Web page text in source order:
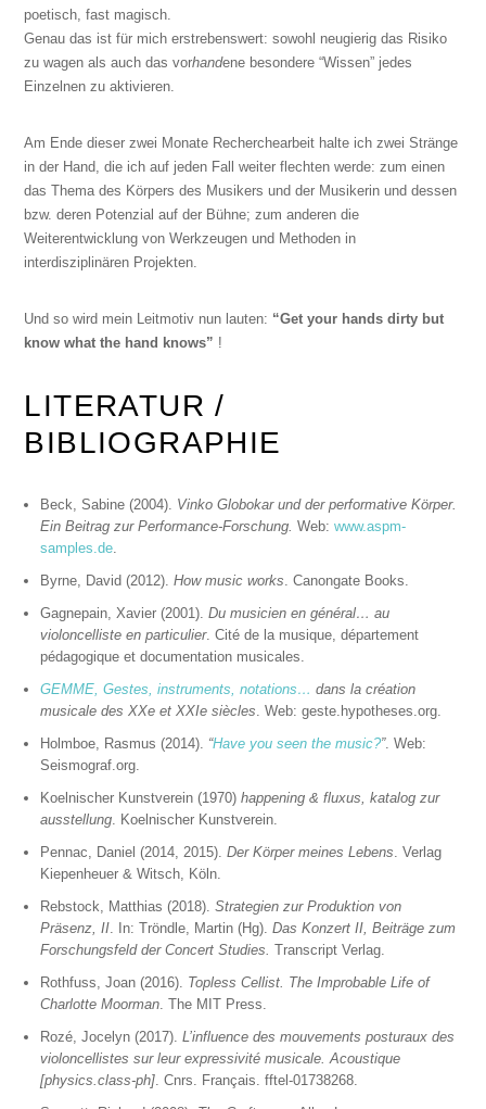
poetisch, fast magisch.
Genau das ist für mich erstrebenswert: sowohl neugierig das Risiko
zu wagen als auch das vorhandene besondere “Wissen” jedes
Einzelnen zu aktivieren.
Am Ende dieser zwei Monate Recherchearbeit halte ich zwei Stränge
in der Hand, die ich auf jeden Fall weiter flechten werde: zum einen
das Thema des Körpers des Musikers und der Musikerin und dessen
bzw. deren Potenzial auf der Bühne; zum anderen die
Weiterentwicklung von Werkzeugen und Methoden in
interdisziplinären Projekten.
Und so wird mein Leitmotiv nun lauten: “Get your hands dirty but
know what the hand knows” !
LITERATUR /
BIBLIOGRAPHIE
Beck, Sabine (2004). Vinko Globokar und der performative Körper.
Ein Beitrag zur Performance-Forschung. Web:www.aspm-
samples.de
Byrne, David (2012).How music works . Canongate Books.
Gagnepain, Xavier (2001).Du musicien en général… au
violoncelliste en particulier. Cité de la musique, département
pédagogique et documentation musicales.
GEMME, Gestes, instruments, notations… dans la création
musicale des XXe et XXIe siècles . Web: geste.hypotheses.org.
Holmboe, Rasmus (2014). “Have you seen the music?”. Web:
Seismograf.org.
Koelnischer Kunstverein (1970)happening & fluxus, katalog zur
ausstellung . Koelnischer Kunstverein.
Pennac, Daniel (2014, 2015).Der Körper meines Lebens . Verlag
Kiepenheuer & Witsch, Köln.
Rebstock, Matthias (2018).Strategien zur Produktion von
Präsenz, II . In: Tröndle, Martin (Hg).Das Konzert II, Beiträge zum
Forschungsfeld der Concert Studies. Transcript Verlag.
Rothfuss, Joan (2016). Topless Cellist. The Improbable Life of
Charlotte Moorman . The MIT Press.
Rozé, Jocelyn (2017).L’influence des mouvements posturaux des
violoncellistes sur leur expressivité musicale. Acoustique
[physics.class-ph] . Cnrs. Français. fftel-01738268.